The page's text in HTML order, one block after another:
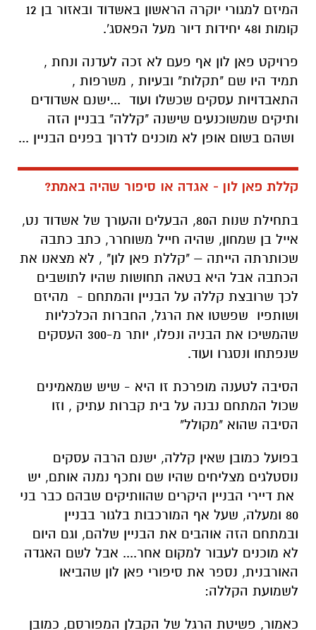
המיזם למגורי יוקרה הראשון באשדוד ובאזור בן 12
קומות ו48 יחידות דיור מעל הפאסג'.
פרויקט פאן לון אף פעם לא זכה לעדנה ונחת ,
תמיד היו שם "תקלות" ובעיות , משרפות ,
התאבדויות עסקים שכשלו ועוד ...ישנם אשדודים
ותיקים שמשוכנעים שישנה "קללה" בבניין הזה
ושהם בשום אופן לא מוכנים לדרוך בפנים הבניין ...
קללת פאן לון - אגדה או סיפור שהיה באמת?
בתחילת שנות ה80, הבעלים והעורך של אשדוד נט,
אייל בן שמחון, שהיה חייל משוחרר, כתב כתבה
שכותרתה הייתה – "קללת פאן לון" , לא מצאנו את
הכתבה אבל היא בטאה תחושות שהיו לתושבים
לכך שרובצת קללה על הבניין והמתחם - מהיזם
ושותפיו שפשטו את הרגל, החברות הכלכליות
שהמשיכו את הבניה ונפלו, יותר מ-300 העסקים
שנפתחו ונסגרו ועוד.
הסיבה לטענה מופרכת זו היא - שיש שמאמינים
שכול המתחם נבנה על בית קברות עתיק , וזו
הסיבה שהוא "מקולל"
בפועל כמובן שאין קללה, ישנם הרבה עסקים
נוסטלגים מצליחים שהיו שם ותכף נמנה אותם, יש
את דיירי הבניין היקרים שהוותיקים שבהם כבר בני
80 ומעלה, שעל אף המורכבות בלגור בבניין
ובמתחם הזה אוהבים את הבניין שלהם, וגם היום
לא מוכנים לעבור למקום אחר.... אבל לשם האגדה
האורבנית, נספר את סיפורי פאן לון שהביאו
לשמועת הקללה:
כאמור, פשיטת הרגל של הקבלן המפורסם, כמובן